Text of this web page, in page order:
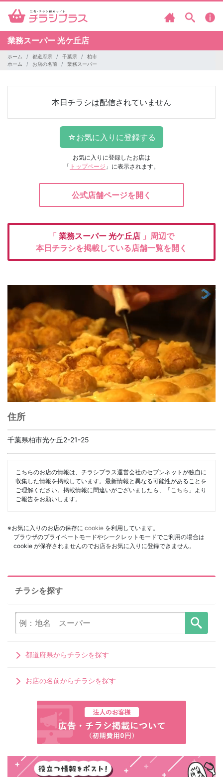
業務スーパー 光ケ丘店
ホーム 都道府県 千葉県
柏市
ホーム
お店の名前 業務スーパー
本日チラシは配信されていません
お気に入りに登録したお店は
「 トップページ 」に表示されます。
公式店舗ページを開く
「 業務スーパー 光ケ丘店 」周辺で
本日チラシを掲載している店舗一覧を開く
住所
千葉県柏市光ケ丘2-21-25
こちらのお店の情報は、チラシプラス運営会社のセブンネットが独自に
収集した情報を掲載しています。最新情報と異なる可能性があることを
ご理解ください。掲載情報に間違いがございましたら、「 こちら 」より
ご報告をお願いします。
※お気に入りのお店の保存に cookie を利用しています。
ブラウザのプライベートモードやシークレットモードでご利用の場合は
cookie が保存されませんのでお店をお気に入りに登録できません。
チラシを探す
都道府県からチラシを探す
お店の名前からチラシを探す